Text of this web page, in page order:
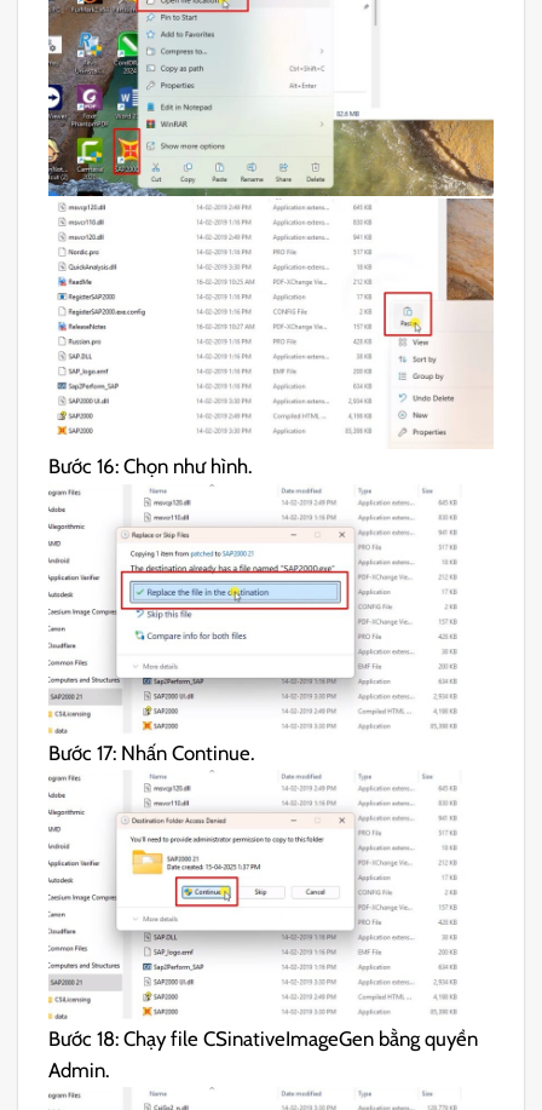
Bước 16: Chọn như hình.
Bước 17: Nhấn Continue.
Bước 18: Chạy file CSinativeImageGen bằng quyền
Admin.